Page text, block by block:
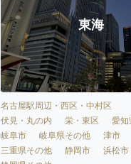
東海
名古屋駅周辺・西区・中村区
伏見・丸の内
栄・東区
愛知
岐阜市
岐阜県その他 津市
三重県その他
静岡市
浜松市